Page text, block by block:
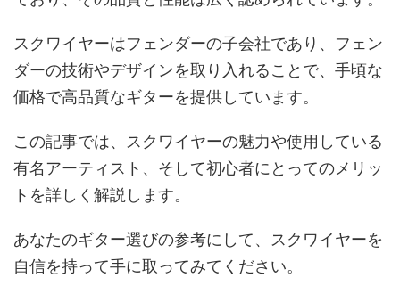
スクワイヤーはフェンダーの子会社であり、フェン
ダーの技術やデザインを取り入れることで、手頃な
価格で高品質なギターを提供しています。
この記事では、スクワイヤーの魅力や使用している
有名アーティスト、そして初心者にとってのメリッ
トを詳しく解説します。
あなたのギター選びの参考にして、スクワイヤーを
自信を持って手に取ってみてください。